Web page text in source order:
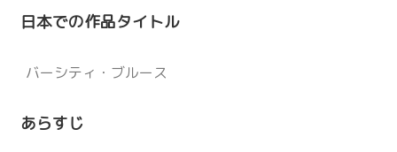
日本での作品タイトル
バーシティ・ブルース
あらすじ